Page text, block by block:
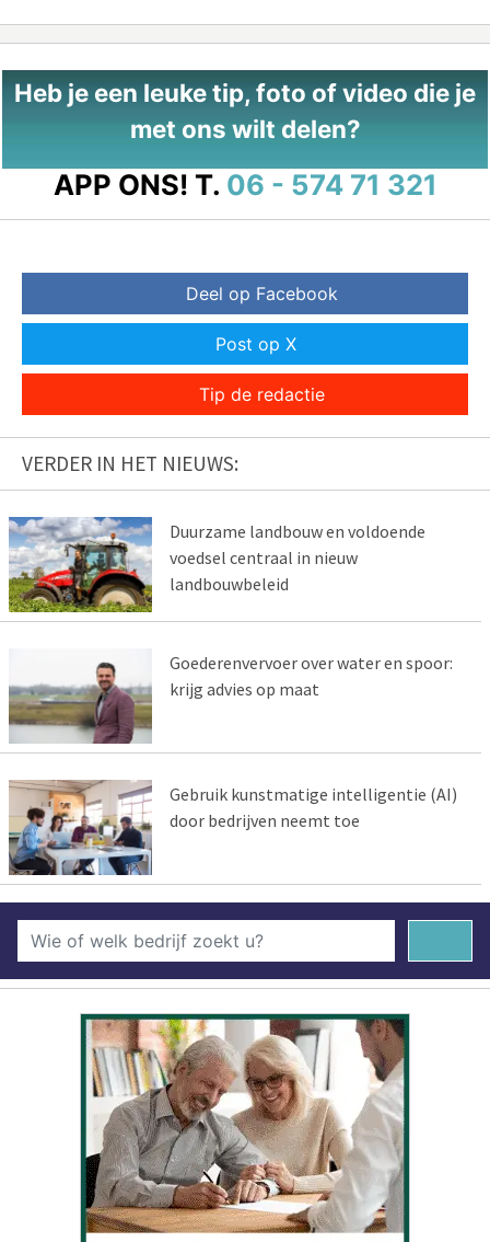
Heb je een leuke tip, foto of video die je
met ons wilt delen?
APP ONS! T. 06 - 574 71 321
Deel op Facebook
Post op X
Tip de redactie
VERDER IN HET NIEUWS:
Duurzame landbouw en voldoende
voedsel centraal in nieuw
landbouwbeleid
Goederenvervoer over water en spoor:
krijg advies op maat
Gebruik kunstmatige intelligentie (AI)
door bedrijven neemt toe